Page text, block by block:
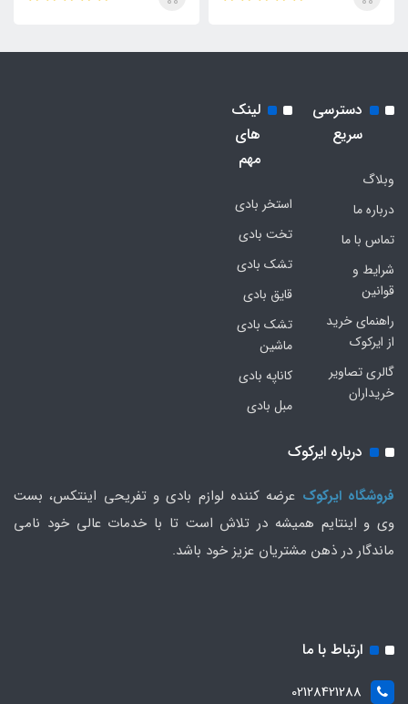
دسترسی
سریع
وبلاگ
درباره ما
تماس با ما
شرایط و
قوانین
راهنمای خرید
از ایرکوک
گالری تصاویر
خریداران
لینک
های
مهم
استخر بادی
تخت بادی
تشک بادی
قایق بادی
تشک بادی
ماشین
کاناپه بادی
مبل بادی
درباره ایرکوک
فروشگاه ایرکوک عرضه کننده لوازم بادی و تفریحی اینتکس، بست
وی و اینتایم همیشه در تلاش است تا با خدمات عالی خود نامی
ماندگار در ذهن مشتریان عزیز خود باشد.
ارتباط با ما
02128421288